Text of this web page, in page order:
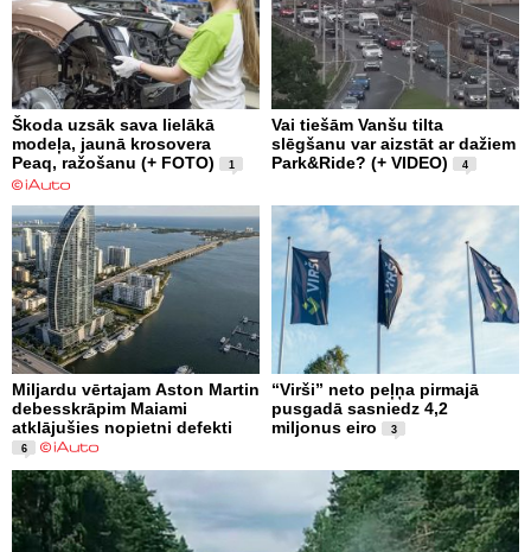
Škoda uzsāk sava lielākā
modeļa, jaunā krosovera
Peaq, ražošanu (+ FOTO)
1
Vai tiešām Vanšu tilta
slēgšanu var aizstāt ar dažiem
Park&Ride? (+ VIDEO)
4
Miljardu vērtajam Aston Martin
debesskrāpim Maiami
atklājušies nopietni defekti
6
“Virši” neto peļņa pirmajā
pusgadā sasniedz 4,2
miljonus eiro
3